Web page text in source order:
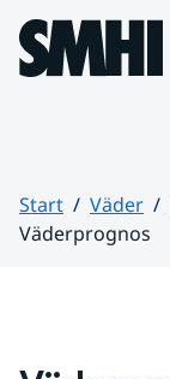
Hoppa till sidans
Start Väder
Väderprognos